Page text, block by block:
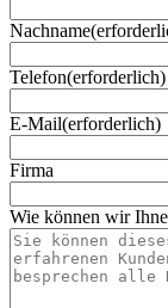
Nachname
Telefon(erforderlich)
E-Mail(erforderlich)
Firma
Wie können wir